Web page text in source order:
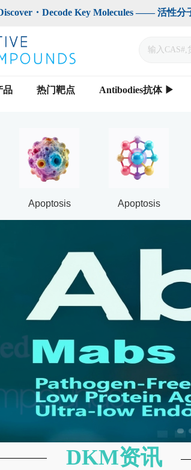
・Decode Key Molecules —— 活性分
品 热门靶点 Antibodies抗体 ▶
Apoptosis Apoptosis
DKM资讯